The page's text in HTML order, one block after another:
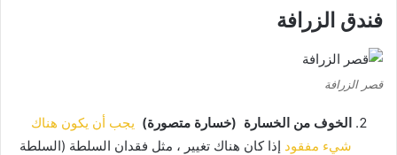
فندق الزرافة
قصر الزرافة
الخوف من الخسارة (خسارة متصورة) يجب أن يكون هناك
شيء مفقود إذا كان هناك تغيير ، مثل فقدان السلطة (السلطة